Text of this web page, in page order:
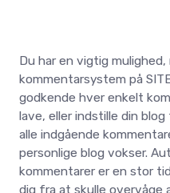
Du har en vigtig
kommentarsystem på
godkende hver enkelt
lave, eller indstille din
alle indgående
personlige blog vokser.
kommentarer er en stor
dig fra at skulle overvåge